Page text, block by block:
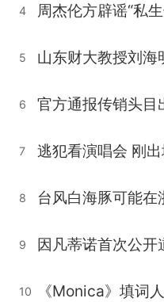
4 周杰伦方辟谣“私
5
6 官方通报传销头目
7 逃犯看演唱会 刚
8 台风白海豚可能在
9 因凡蒂诺首次公开
10 《Monica》填词